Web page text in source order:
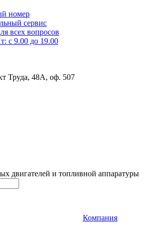
номер
сервис
всех вопросов
с 9.00 до 19.00
Труда, 48А, оф. 507
двигателей и топливной аппаратуры
Компания